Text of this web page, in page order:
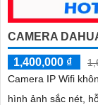
CAMERA
1,400,000 ₫
Camera IP Wifi
hình ảnh sắc nét, hỗ trợ